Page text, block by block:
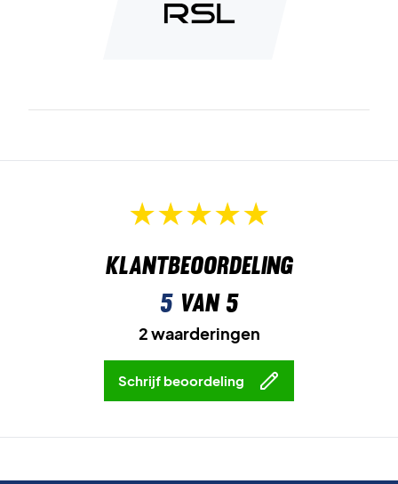
Klantbeoordeling
5van 5
2 waarderingen
Schrijf beoordeling